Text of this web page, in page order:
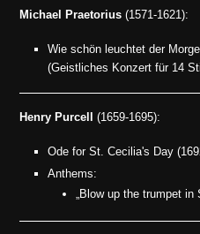
Michael Praetorius (1571-1621):
Wie schön leuchtet der
(Geistliches Konzert für 14
Henry Purcell (1659-1695):
Ode for St. Cecilia's Day
Anthems:
„Blow up the trumpet in